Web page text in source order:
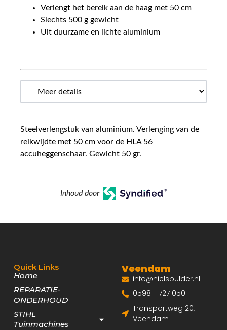
Verlengt het bereik aan de haag met 50 cm
Slechts 500 g gewicht
Uit duurzame en lichte aluminium
Steelverlengstuk van aluminium. Verlenging van de
reikwijdte met 50 cm voor de HLA 56
accuheggenschaar. Gewicht 50 gr.
Inhoud door
Quick Links
Home
REPARATIE-
ONDERHOUD
STIHL
Tuinmachines
Veendam
info@nielsbulder.nl
0598 - 727 050
Transportweg 20,
Veendam